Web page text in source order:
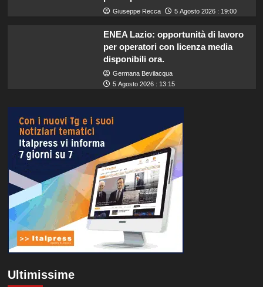
Giuseppe Recca 5 Agosto 2026 : 19:00
ENEA Lazio: opportunità di lavoro
per operatori con licenza media
disponibili ora.
Germana Bevilacqua
5 Agosto 2026 : 13:15
Ultimissime